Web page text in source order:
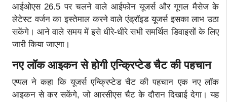
आईओएस 26.5 पर चलने वाले आईफोन यूजर्स और गूगल मैसेज के
लेटेस्ट वर्जन का इस्तेमाल करने वाले एंड्रॉइड यूजर्स इसका लाभ उठा
सकेंगे। आने वाले समय में इसे धीरे-धीरे सभी समर्थित डिवाइसों के लिए
जारी किया जाएगा।
नए लॉक आइकन से होगी एन्क्रिप्टेड चैट की पहचान
एप्पल ने कहा कि यूजर्स एन्क्रिप्टेड चैट की पहचान एक नए लॉक
आइकन से कर सकेंगे, जो आरसीएस चैट के दौरान दिखाई देगा। यह